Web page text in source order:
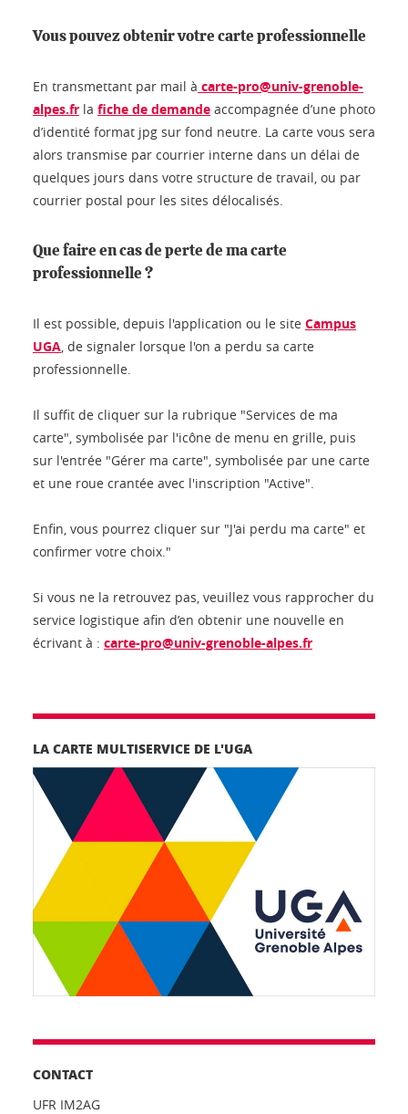
Vous pouvez obtenir votre carte professionnelle
En transmettant par mail à carte-pro@univ-grenoble-
alpes.fr la fiche de demande accompagnée d’une photo
d’identité format jpg sur fond neutre. La carte vous sera
alors transmise par courrier interne dans un délai de
quelques jours dans votre structure de travail, ou par
courrier postal pour les sites délocalisés.
Que faire en cas de perte de ma carte
professionnelle ?
Il est possible, depuis l'application ou le site Campus
UGA, de signaler lorsque l'on a perdu sa carte
professionnelle.
Il suffit de cliquer sur la rubrique "Services de ma
carte", symbolisée par l'icône de menu en grille, puis
sur l'entrée "Gérer ma carte", symbolisée par une carte
et une roue crantée avec l'inscription "Active".
Enfin, vous pourrez cliquer sur "J'ai perdu ma carte" et
confirmer votre choix."
Si vous ne la retrouvez pas, veuillez vous rapprocher du
service logistique afin d’en obtenir une nouvelle en
écrivant à : carte-pro@univ-grenoble-alpes.fr
LA CARTE MULTISERVICE DE L'UGA
CONTACT
UFR IM2AG